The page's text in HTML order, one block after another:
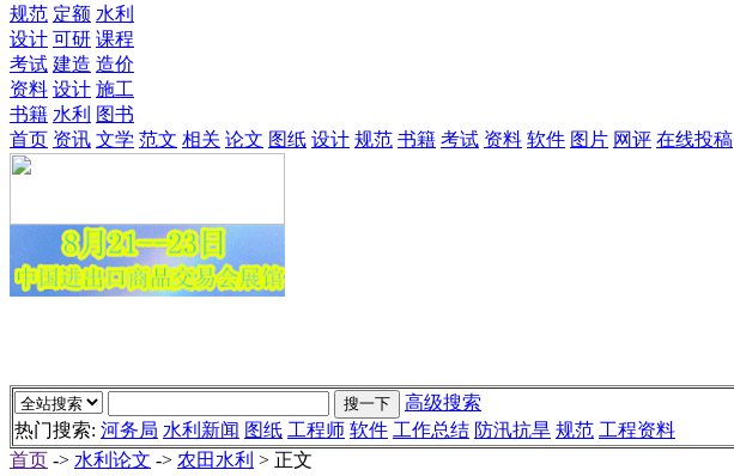
规范 定额 水利
设计 可研 课程
考试 建造 造价
资料 设计 施工
书籍 水利 图书
首页 资讯 文学 范文 相关 论文 图纸 设计 规范 书籍 考试 资料 软件 图片 网评 在线投稿
高级搜索
热门搜索: 河务局 水利新闻 图纸 工程师 软件 工作总结 防汛抗旱 规范 工程资料
首页 -> 水利论文 -> 农田水利 > 正文